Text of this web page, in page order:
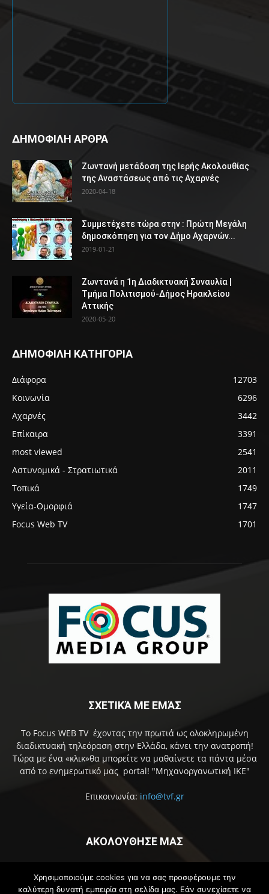
ΔΗΜΟΦΙΛΗ ΑΡΘΡΑ
Ζωντανή μετάδοση της Ιερής Ακολουθίας
της Αναστάσεως από τις Αχαρνές
2020-04-18
Συμμετέχετε τώρα στην : Πρώτη Μεγάλη
δημοσκόπηση για τον Δήμο Αχαρνών...
2019-01-21
Ζωντανά η 1η Διαδικτυακή Συναυλία |
Τμήμα Πολιτισμού-Δήμος Ηρακλείου
Αττικής
2020-05-20
ΔΗΜΟΦΙΛΗ ΚΑΤΗΓΟΡΙΑ
Διάφορα
12703
Κοινωνία
6296
Αχαρνές
3442
Επίκαιρα
3391
most viewed
2541
Αστυνομικά - Στρατιωτικά
2011
Τοπικά
1749
Υγεία-Ομορφιά
1747
Focus Web TV
1701
ΣΧΕΤΙΚΆ ΜΕ ΕΜΆΣ
Το Focus WEB TV έχοντας την πρωτιά ως ολοκληρωμένη
διαδικτυακή τηλεόραση στην Ελλάδα, κάνει την ανατροπή!
Τώρα με ένα «κλικ»θα μπορείτε να μαθαίνετε τα πάντα μέσα
από το ενημερωτικό μας portal! "Μηχανοργανωτική ΙΚΕ"
Επικοινωνία: info@tvf.gr
ΑΚΟΛΟΥΘΗΣΕ ΜΑΣ
Χρησιμοποιούμε cookies για να σας προσφέρουμε την
καλύτερη δυνατή εμπειρία στη σελίδα μας. Εάν συνεχίσετε να